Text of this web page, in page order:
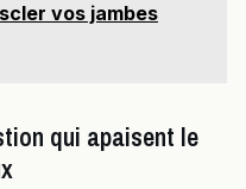
vos jambes
qui apaisent le